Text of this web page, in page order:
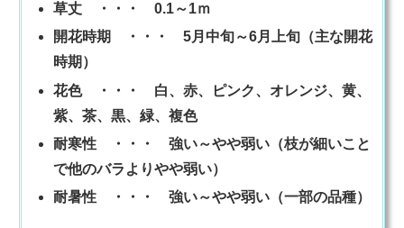
草丈 ・・・ 0.1～1ｍ
開花時期 ・・・ 5月中旬～6月上旬（主な開花
時期）
花色 ・・・ 白、赤、ピンク、オレンジ、黄、
紫、茶、黒、緑、複色
耐寒性 ・・・ 強い～やや弱い（枝が細いこと
で他のバラよりやや弱い）
耐暑性 ・・・ 強い～やや弱い（一部の品種）